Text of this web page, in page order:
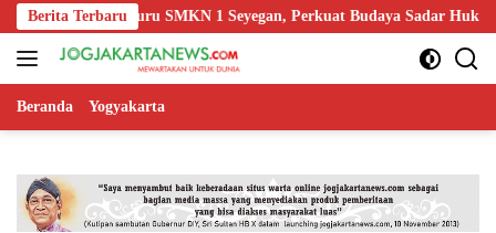
Langsung
ke
konten
Berita Terbaru
Guru SMKN 1 Seyegan, Perkuat Budaya Sadar Hukum di
Beranda Yogyakarta